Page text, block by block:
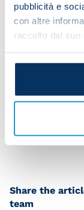
pubblicità e
con altre
raccolto dal suo
on the pitch.
Michael
Osimhen
The winners
Share the
team